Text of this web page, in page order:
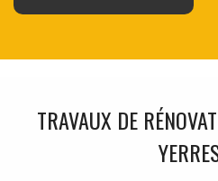
TRAVAUX DE